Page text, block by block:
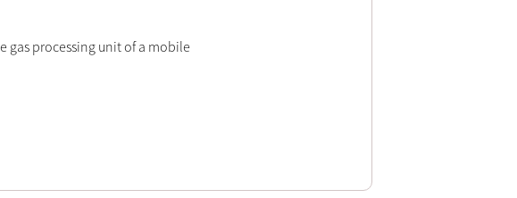
gas processing unit of a mobile